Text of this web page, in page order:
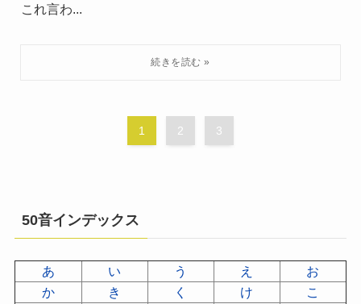
これ言わ...
1 2 3
50音インデックス
あ い う え
お
か
き く け
こ